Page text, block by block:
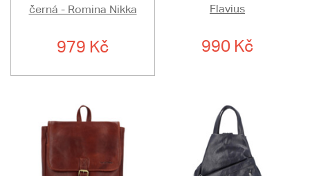
černá - Romina Nikka
979 Kč
Flavius
990 Kč